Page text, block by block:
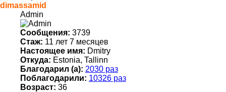
dimassamid
Admin
Сообщения: 3739
Стаж: 11 лет 7 месяцев
Настоящее имя: Dmitry
Откуда: Estonia, Tallinn
Благодарил (а): 2030 раз
Поблагодарили: 10326 раз
Возраст: 36